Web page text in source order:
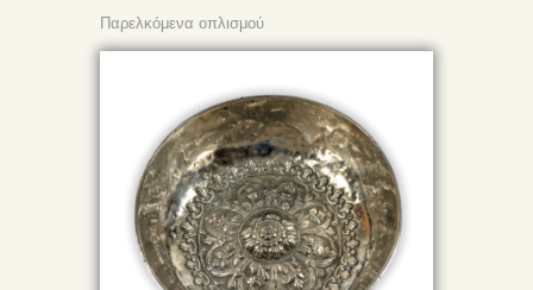
Παρελκόμενα οπλισμού